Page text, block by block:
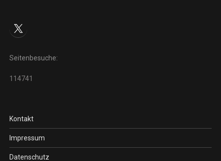
X
Seitenbesuche:
114741
Kontakt
Impressum
Datenschutz